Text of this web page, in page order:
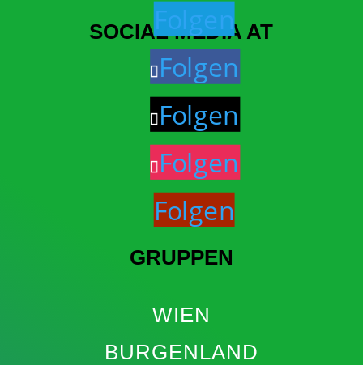
SOCIAL MEDIA AT
Folgen
Folgen
Folgen
Folgen
Folgen
GRUPPEN
WIEN
BURGENLAND